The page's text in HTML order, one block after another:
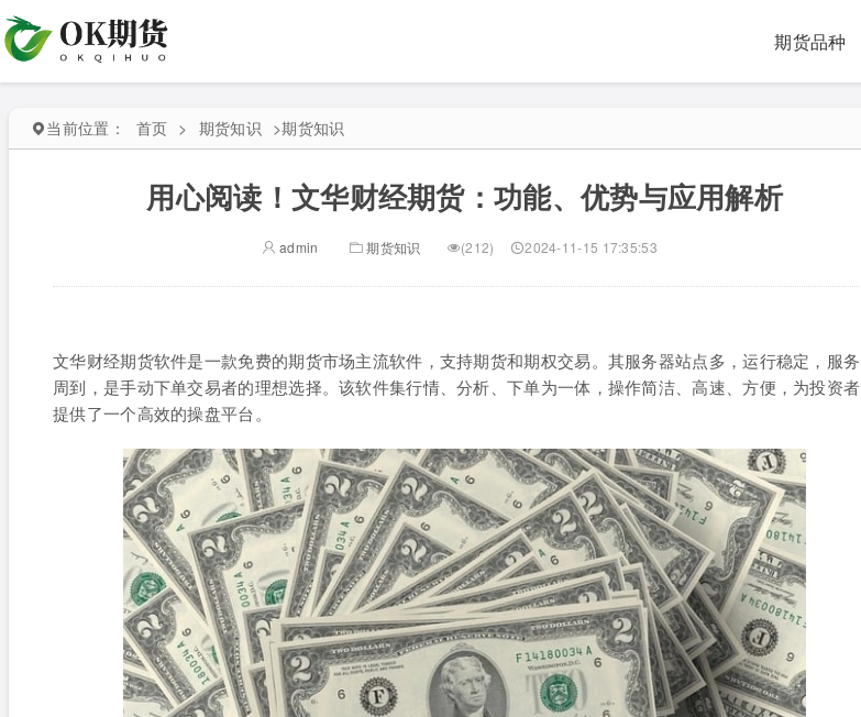
期货品种
当前位置： 首页 > 期货知识 >期货知识
用心阅读！文华财经期货：功能、优势与应用解析
admin 期货知识 (212) 2024-11-15 17:35:53
文华财经期货软件是一款免费的期货市场主流软件，支持期货和期权交易。其服务器站点多，运行稳定，服务
周到，是手动下单交易者的理想选择。该软件集行情、分析、下单为一体，操作简洁、高速、方便，为投资者
提供了一个高效的操盘平台。